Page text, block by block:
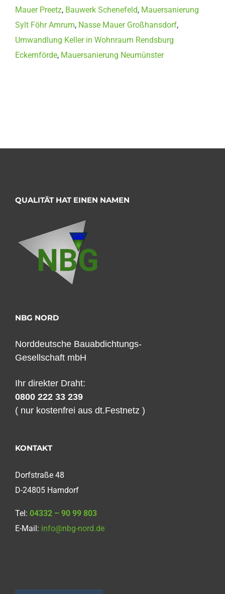
Mauer Preetz, Bauwerk Schenefeld, Mauersanierung
Sylt Föhr Amrum, Nasse Mauer Großhansdorf,
Umwandlung Keller in Wohnraum Rendsburg
Eckernförde, Mauersanierung Neumünster
QUALITÄT HAT EINEN NAMEN
NBG NORD
Norddeutsche Bauabdichtungs-
Gesellschaft mbH
Ihr direkter Draht:
0800 222 33 239
( nur kostenfrei aus dt.Festnetz )
KONTAKT
Dorfstraße 48
D-24805 Hamdorf
Tel: 04332 – 90 99 803
E-Mail: info@nbg-nord.de